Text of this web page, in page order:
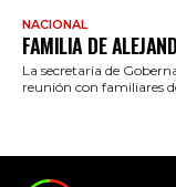
NACIONAL
FAMILIA DE
La secretaria de
reunión con familiares